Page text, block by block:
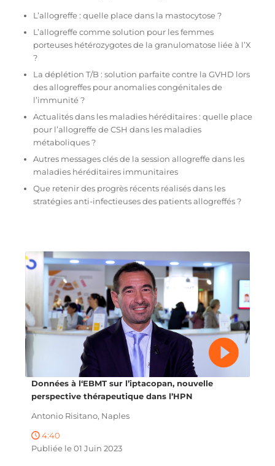
L’allogreffe : quelle place dans la mastocytose ?
L’allogreffe comme solution pour les femmes
porteuses hétérozygotes de la granulomatose liée à l’X
?
La déplétion T/B : solution parfaite contre la GVHD lors
des allogreffes pour anomalies congénitales de
l’immunité ?
Actualités dans les maladies héréditaires : quelle place
pour l’allogreffe de CSH dans les maladies
métaboliques ?
Autres messages clés de la session allogreffe dans les
maladies héréditaires immunitaires
Que retenir des progrès récents réalisés dans les
stratégies anti-infectieuses des patients allogreffés­ ?
Données à l‘EBMT sur l’iptacopan, nouvelle
perspective thérapeutique dans l’HPN
Antonio Risitano, Naples
4:40
Publiée le 01 Juin 2023